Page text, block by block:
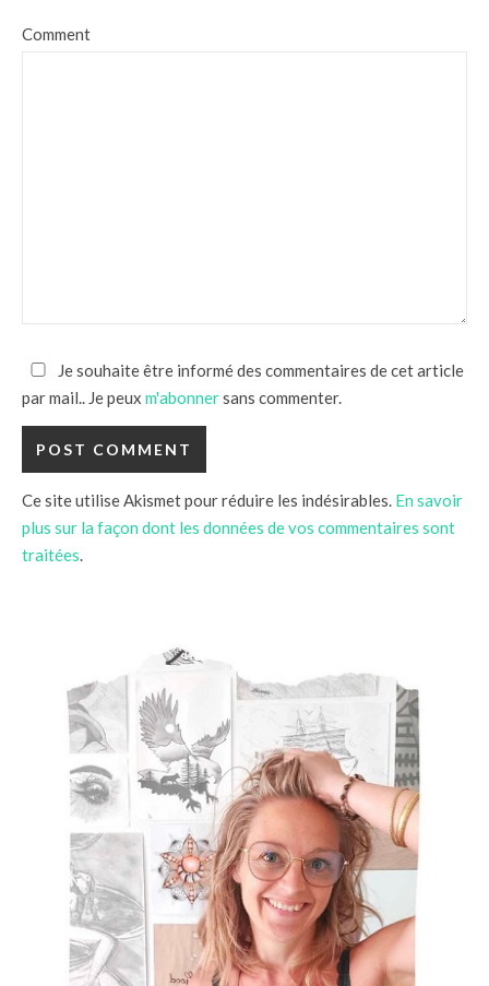
Comment
Je souhaite être informé des commentaires de cet article
par mail.. Je peux m'abonnersans commenter.
Ce site utilise Akismet pour réduire les indésirables. En savoir
plus sur la façon dont les données de vos commentaires sont
traitées.